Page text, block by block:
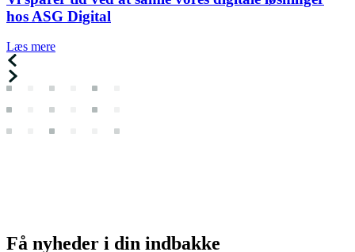
hos ASG Digital
Læs mere
Få nyheder i din indbakke